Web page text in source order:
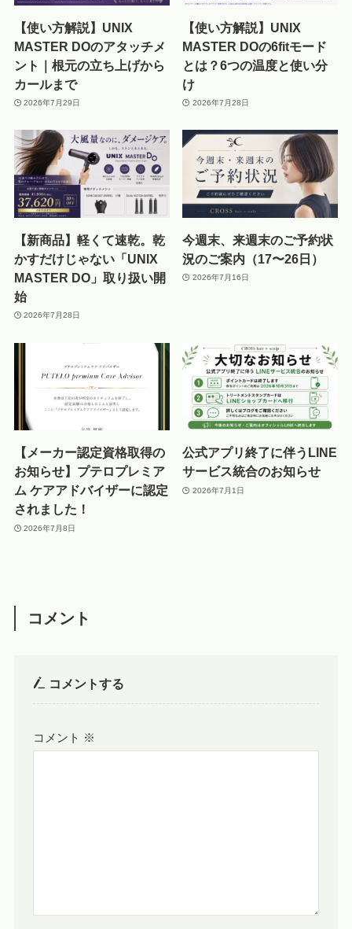
【使い方解説】UNIX
MASTER DOのアタッチメ
ント｜根元の立ち上げから
カールまで
2026年7月29日
【使い方解説】UNIX
MASTER DOの6fitモード
とは？6つの温度と使い分
け
2026年7月28日
【新商品】軽くて速乾。乾
かすだけじゃない「UNIX
MASTER DO」取り扱い開
始
2026年7月28日
今週末、来週末のご予約状
況のご案内（17〜26日）
2026年7月16日
【メーカー認定資格取得の
お知らせ】プテロプレミア
ム ケアアドバイザーに認定
されました！
2026年7月8日
公式アプリ終了に伴うLINE
サービス統合のお知らせ
2026年7月1日
コメント
コメントする
コメント ※